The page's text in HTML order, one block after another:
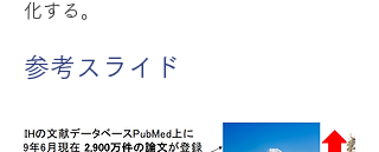
化する。
​参考スライド